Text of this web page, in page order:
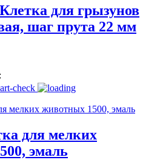
для грызунов
шаг прута 22 мм
для мелких
эмаль